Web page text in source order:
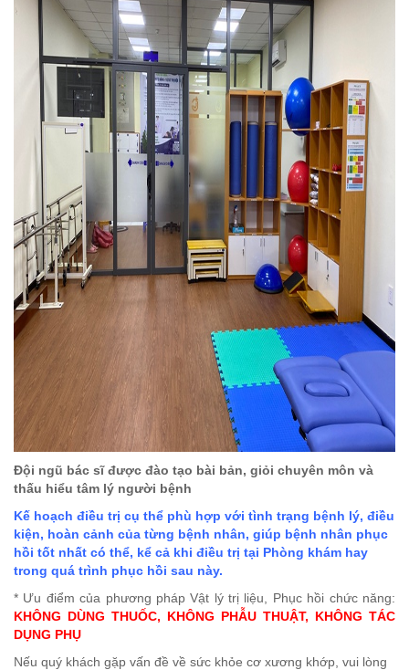
Đội ngũ bác sĩ được đào tạo bài bản, giỏi chuyên môn và
thấu hiểu tâm lý người bệnh
Kế hoạch điều trị cụ thể phù hợp với tình trạng bệnh lý, điều
kiện, hoàn cảnh của từng bệnh nhân, giúp bệnh nhân phục
hồi tốt nhất có thể, kể cả khi điều trị tại Phòng khám hay
trong quá trình phục hồi sau này.
* Ưu điểm của phương pháp Vật lý trị liệu, Phục hồi chức năng:
KHÔNG DÙNG THUỐC, KHÔNG PHẪU THUẬT, KHÔNG TÁC
DỤNG PHỤ
Nếu quý khách gặp vấn đề về sức khỏe cơ xương khớp, vui lòng